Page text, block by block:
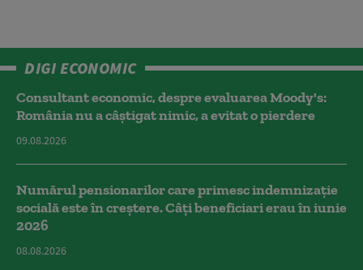
DIGI ECONOMIC
Consultant economic, despre evaluarea Moody's:
România nu a câştigat nimic, a evitat o pierdere
09.08.2026
Numărul pensionarilor care primesc indemnizaţie
socială este în creștere. Câți beneficiari erau în iunie
2026
08.08.2026